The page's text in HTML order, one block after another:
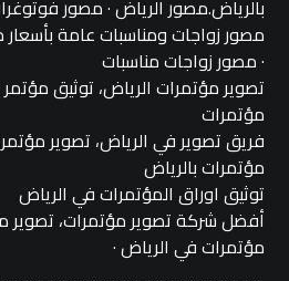
بالرياض.مصور الرياض · مصور
مصور زواجات ومناسبات عامة
· مصور زواجات مناسبات
تصوير مؤتمرات الرياض، توثيق
مؤتمرات
فريق تصوير في الرياض، تصوير
مؤتمرات بالرياض
توثيق اوراق المؤتمرات في الرياض
أفضل شركة تصوير مؤتمرات،
مؤتمرات في الرياض ·